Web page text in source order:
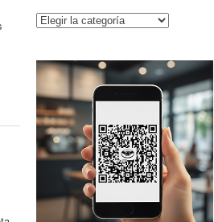
Categorías